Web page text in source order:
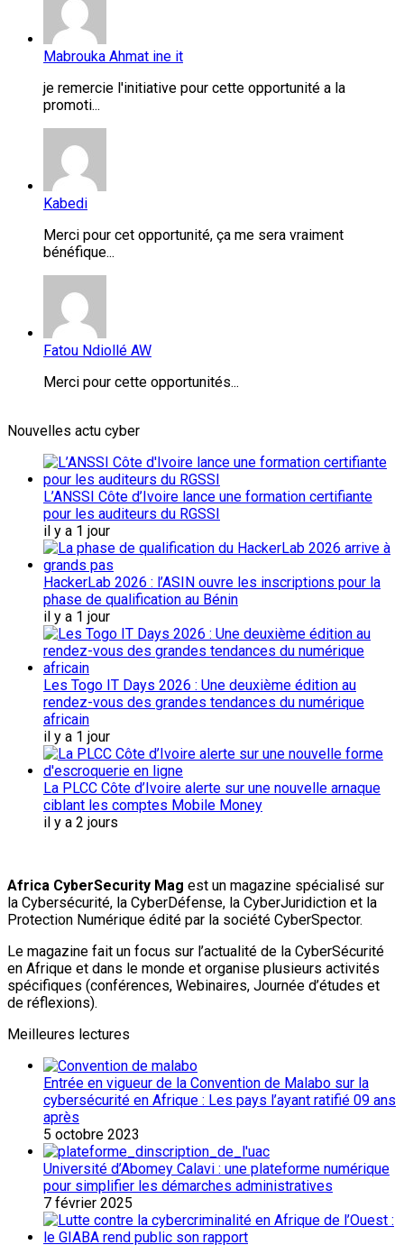
Mabrouka Ahmat ine it
je remercie l'initiative pour cette opportunité a la
promoti...
Kabedi
Merci pour cet opportunité, ça me sera vraiment
bénéfique...
Fatou Ndiollé AW
Merci pour cette opportunités...
Nouvelles actu cyber
L’ANSSI Côte d’Ivoire lance une formation certifiante
pour les auditeurs du RGSSI
il y a 1 jour
HackerLab 2026 : l’ASIN ouvre les inscriptions pour la
phase de qualification au Bénin
il y a 1 jour
Les Togo IT Days 2026 : Une deuxième édition au
rendez-vous des grandes tendances du numérique
africain
il y a 1 jour
La PLCC Côte d’Ivoire alerte sur une nouvelle arnaque
ciblant les comptes Mobile Money
il y a 2 jours
Africa CyberSecurity Mag est un magazine spécialisé sur
la Cybersécurité, la CyberDéfense, la CyberJuridiction et la
Protection Numérique édité par la société CyberSpector.
Le magazine fait un focus sur l’actualité de la CyberSécurité
en Afrique et dans le monde et organise plusieurs activités
spécifiques (conférences, Webinaires, Journée d’études et
de réflexions).
Meilleures lectures
Entrée en vigueur de la Convention de Malabo sur la
cybersécurité en Afrique : Les pays l’ayant ratifié 09 ans
après
5 octobre 2023
Université d’Abomey Calavi : une plateforme numérique
pour simplifier les démarches administratives
7 février 2025